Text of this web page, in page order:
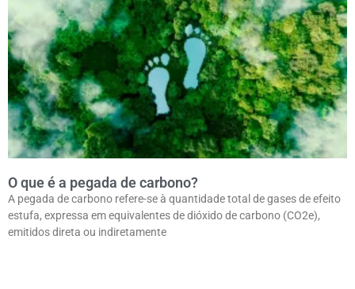
O que é a pegada de carbono?
A pegada de carbono refere-se à quantidade total de gases de efeito
estufa, expressa em equivalentes de dióxido de carbono (CO2e),
emitidos direta ou indiretamente